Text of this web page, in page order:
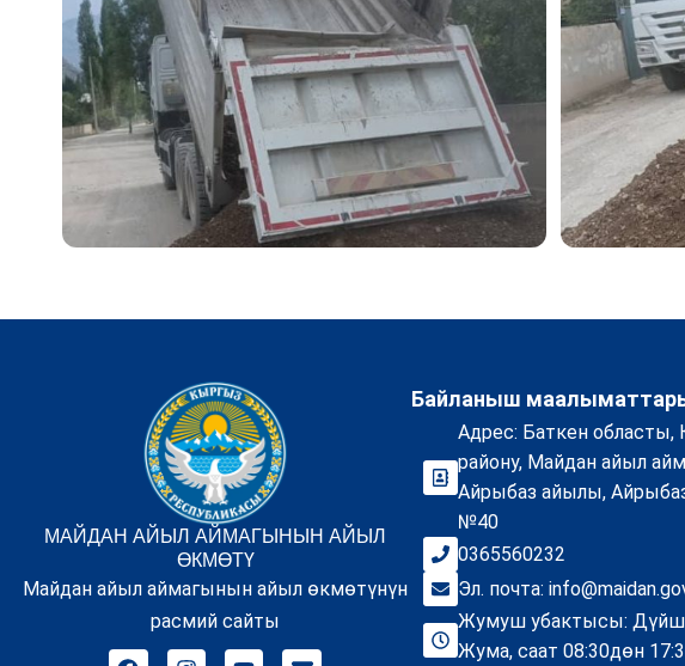
МАЙДАН АЙЫЛ АЙМАГЫНЫН АЙЫЛ
ӨКМӨТҮ
Майдан айыл аймагынын айыл өкмөтүнүн
расмий сайты
Байланыш
Адрес: Баткен
району, Майдан айыл
Айрыбаз айылы,
№40
0365560232
Эл. почта:
Жумуш убактысы:
Жума, саат 08:30дөн